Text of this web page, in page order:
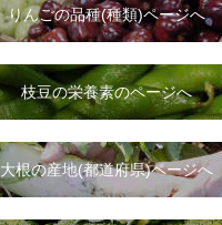
りんごの品種(種類)ページへ
枝豆の栄養素のページへ
大根の産地(都道府県)ページへ